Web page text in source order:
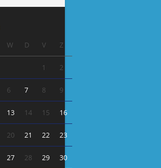
W D V Z
1 2
6 7 8 9
13 14 15 16
20 21 22 23
27 28 29 30